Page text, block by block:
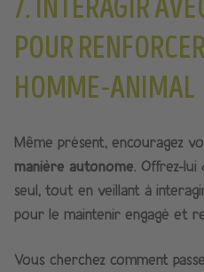
7. INTERAGIR
POUR
HOMME-ANIMAL
Même présent, encouragez
manière autonome. Offrez-lui
seul, tout en veillant à
pour le maintenir engagé et
Vous cherchez comment